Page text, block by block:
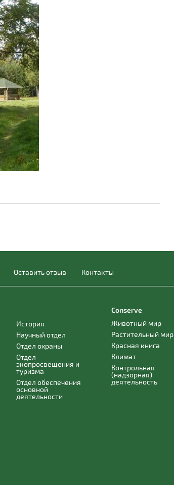
Оставить отзыв Контакты
История
Научный отдел
Отдел охраны
Отдел
экопросвещения и
туризма
Отдел обеспечения
основной
деятельности
Conserve
Животный мир
Растительный мир
Красная книга
Климат
Контрольная
(надзорная)
деятельность